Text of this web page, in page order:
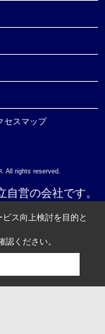
セスマップ
All rights reserved.
営の会社です。
ス向上検討を目的と
認ください。